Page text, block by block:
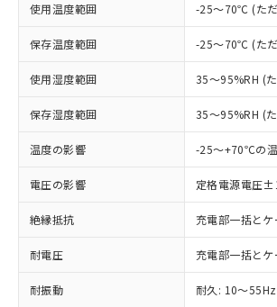
使用温度範囲 -25～70℃ (た
保存温度範囲 -25～70℃ (た
使用湿度範囲 35～95%RH (
保存湿度範囲 35～95%RH (
温度の影響 -25～+70℃の
電圧の影響 定格電源電圧
絶縁抵抗 充電部一括と
耐電圧 充電部一括と
耐振動 耐久: 10～
ご利用条件
以下の条件をお読みいただき、同
本サービスは、当社制御機
商品の当社在庫状況および
(税抜)を提供させていただ
当社制御機器事業取扱商品
本サービスの対象外となる
ことをご了承ください。
在庫状況および標準価格照
記載している更新日時点で
対応予定：EU RoHS指令（10物
商品です。
対応予定なし：EU RoHS指令（
非含有に非対応の商品で、対応品
定はありません。
調査・確認中：EU RoHS指令（
非含有の対応状況を調査中または
非該当品：ライセンス料など無形
害物質有無と関係のない商品です
仕入先様の事情により、非含有部
いたものが、含有品と判明した場
むを得ず変更することがあります
*EU RoHS指令（10物質）：
※1 中国RoHS○×表
「○」：最大均質材料含有率が中
基準値以下であることを示します
「×」：最大均質材料含有率が中
基準値を超えていることを示しま
「－」：未確認です。当社販売部
い合わせください。
当社は、これら貴社製品のう
為替および外国貿易法に定
（以下｢規制貨物等」という